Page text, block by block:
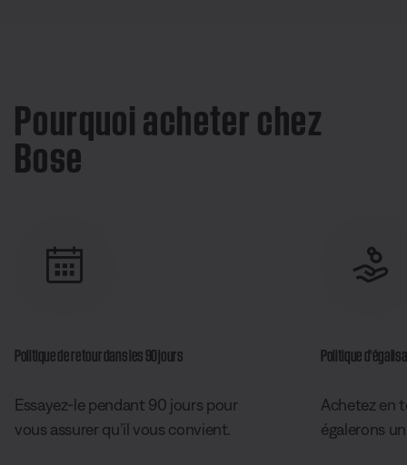
Pourquoi acheter chez
Bose
Politique de retour dans les 90 jours
Essayez-le pendant 90 jours pour
vous assurer qu’il vous convient.
Politique
Achetez en
égalerons